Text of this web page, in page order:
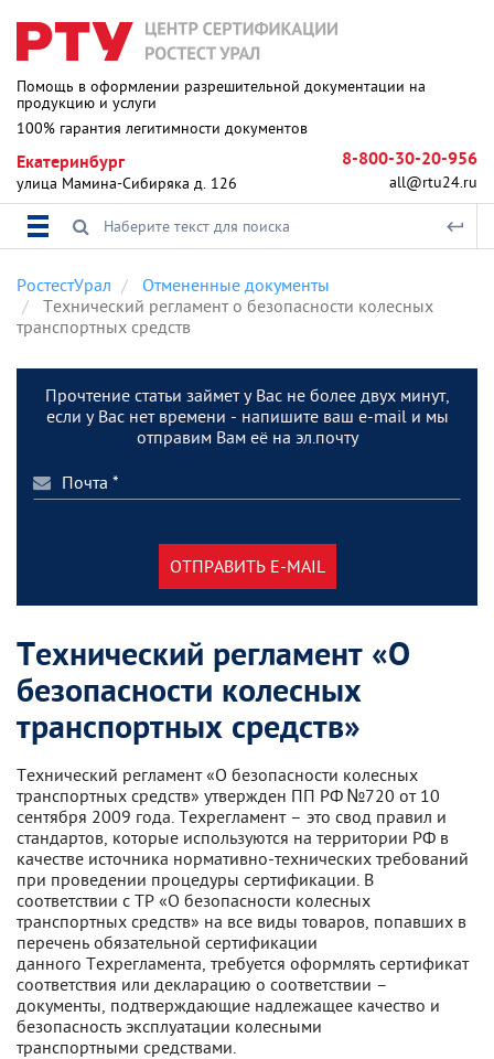
Помощь в оформлении разрешительной документации на
продукцию и услуги
100% гарантия легитимности документов
Екатеринбург
улица Мамина-Сибиряка д. 126
8-800-30-20-956
all@rtu24.ru
РостестУрал
Отмененные документы
Технический регламент о безопасности колесных
транспортных средств
Прочтение статьи займет у Вас не более двух минут,
если у Вас нет времени - напишите ваш e-mail и мы
отправим Вам её на эл.почту
ОТПРАВИТЬ E-MAIL
Технический регламент «О
безопасности колесных
транспортных средств»
Технический регламент «О безопасности колесных
транспортных средств» утвержден ПП РФ №720 от 10
сентября 2009 года. Техрегламент – это свод правил и
стандартов, которые используются на территории РФ в
качестве источника нормативно-технических требований
при проведении процедуры сертификации. В
соответствии с ТР «О безопасности колесных
транспортных средств» на все виды товаров, попавших в
перечень обязательной сертификации
данного Техрегламента, требуется оформлять сертификат
соответствия или декларацию о соответствии –
документы, подтверждающие надлежащее качество и
безопасность эксплуатации колесными
транспортными средствами.